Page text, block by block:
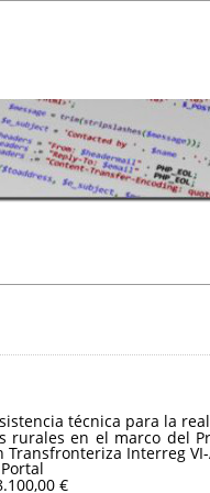
técnica para la
en el marco del
Interreg VI-
€